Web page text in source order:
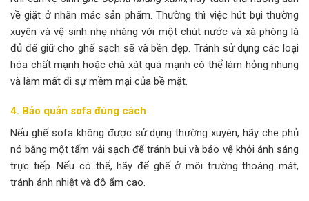
về giặt ở nhãn mác sản phẩm. Thường thì việc hút bụi thường
xuyên và vệ sinh nhẹ nhàng với một chút nước và xà phòng là
đủ để giữ cho ghế sạch sẽ và bền đẹp. Tránh sử dụng các loại
hóa chất mạnh hoặc chà xát quá mạnh có thể làm hỏng nhung
và làm mất đi sự mềm mại của bề mặt.
4. Bảo quản sofa đúng cách
Nếu ghế sofa không được sử dụng thường xuyên, hãy che phủ
nó bằng một tấm vải sạch để tránh bụi và bảo vệ khỏi ánh sáng
trực tiếp. Nếu có thể, hãy để ghế ở môi trường thoáng mát,
tránh ánh nhiệt và độ ẩm cao.